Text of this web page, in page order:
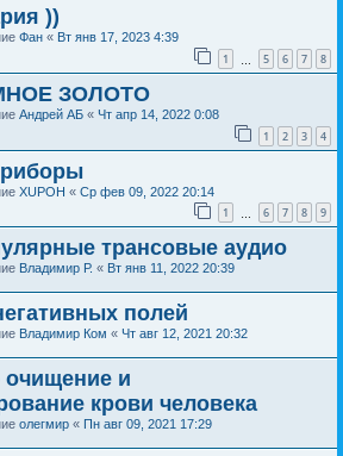
))
Фан « Вт янв 17, 2023 4:39
1 5 6 7 8
ЗОЛОТО
Андрей АБ « Чт апр 14, 2022 0:08
1 2 3 4
XUPOH « Ср фев 09, 2022 20:14
1 6 7 8 9
трансовые аудио
Владимир Р. « Вт янв 11, 2022 20:39
полей
Владимир Ком « Чт авг 12, 2021 20:32
очищение и
крови человека
олегмир « Пн авг 09, 2021 17:29